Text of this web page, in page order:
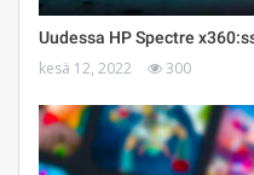
Uudessa HP Spectre
kesä 12, 2022 300